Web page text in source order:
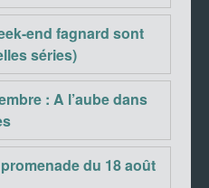
end fagnard sont
séries)
: A l’aube dans
du 18 août